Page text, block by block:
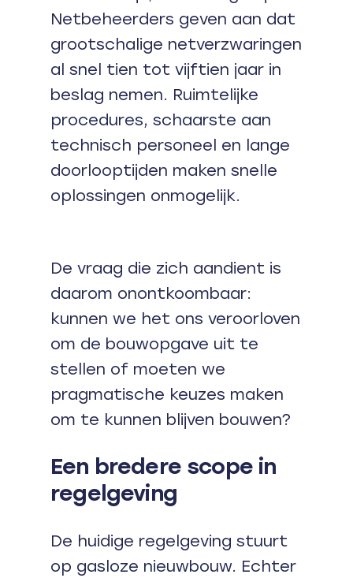
Netbeheerders geven aan dat
grootschalige netverzwaringen
al snel tien tot vijftien jaar in
beslag nemen. Ruimtelijke
procedures, schaarste aan
technisch personeel en lange
doorlooptijden maken snelle
oplossingen onmogelijk.
De vraag die zich aandient is
daarom onontkoombaar:
kunnen we het ons veroorloven
om de bouwopgave uit te
stellen of moeten we
pragmatische keuzes maken
om te kunnen blijven bouwen?
Een bredere scope in
regelgeving
De huidige regelgeving stuurt
op gasloze nieuwbouw. Echter